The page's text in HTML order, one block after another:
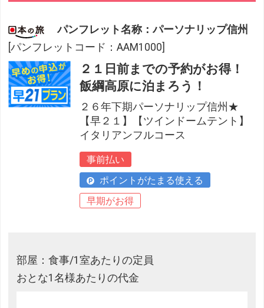
パンフレット名称：パーソナリップ信州
[パンフレットコード：AAM1000]
２１日前までの予約がお得！
飯綱高原に泊まろう！
２６年下期パーソナリップ信州★
【早２１】【ツインドームテント】
イタリアンフルコース
事前払い
ポイントがたまる使える
早期がお得
部屋：食事/1室あたりの定員
おとな1名様あたりの代金